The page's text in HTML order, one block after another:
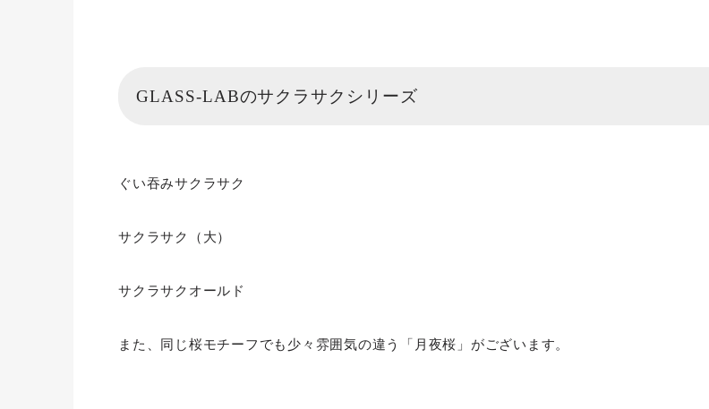
GLASS-LABのサクラサクシリーズ
ぐい吞みサクラサク
サクラサク（大）
サクラサクオールド
また、同じ桜モチーフでも少々雰囲気の違う「月夜桜」がございます。